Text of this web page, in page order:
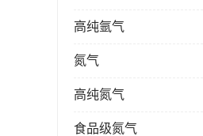
高纯氩气
氮气
高纯氮气
食品级氮气